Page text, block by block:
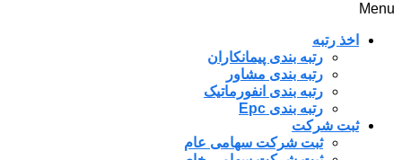
Menu
اخذ رتبه
رتبه بندی پیمانکاران
رتبه بندی مشاور
رتبه بندی انفورماتیک
رتبه بندی Epc
ثبت شرکت
ثبت شرکت سهامی عام